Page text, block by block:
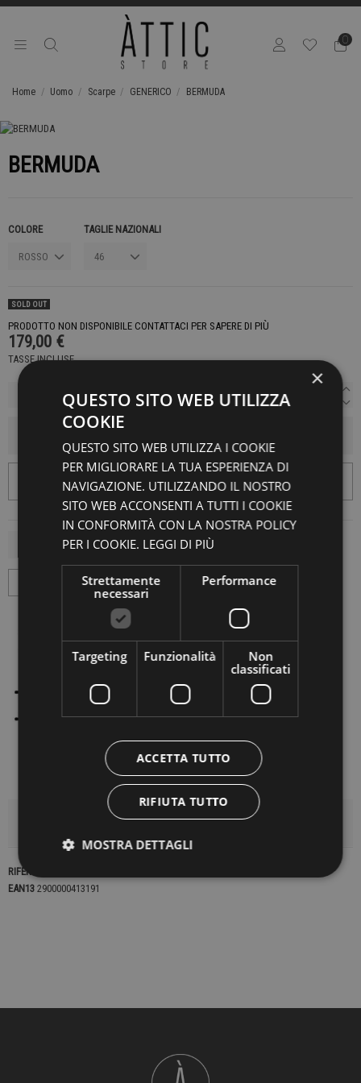
0
Home Uomo Scarpe GENERICO BERMUDA
BERMUDA
COLORE TAGLIE NAZIONALI
SOLD OUT
PRODOTTO NON DISPONIBILE CONTATTACI PER SAPERE DI PIÙ
179,00 €
TASSE INCLUSE
DETTAGLI DEL PRODOTTO
RIFERIMENTO
EAN13 2900000413191
×
QUESTO SITO WEB UTILIZZA
COOKIE
QUESTO SITO WEB UTILIZZA I COOKIE
PER MIGLIORARE LA TUA ESPERIENZA DI
NAVIGAZIONE. UTILIZZANDO IL NOSTRO
SITO WEB ACCONSENTI A TUTTI I COOKIE
IN CONFORMITÀ CON LA NOSTRA POLICY
PER I COOKIE. LEGGI DI PIÙ
Strettamente
necessari
Performance
Targeting Funzionalità
Non
classificati
ACCETTA TUTTO
RIFIUTA TUTTO
MOSTRA DETTAGLI